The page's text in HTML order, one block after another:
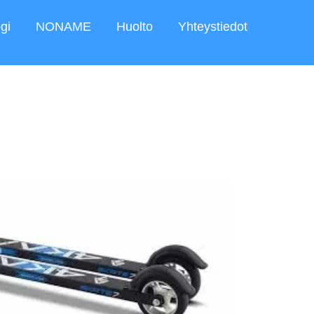
NONAME Huolto Yhteystiedot